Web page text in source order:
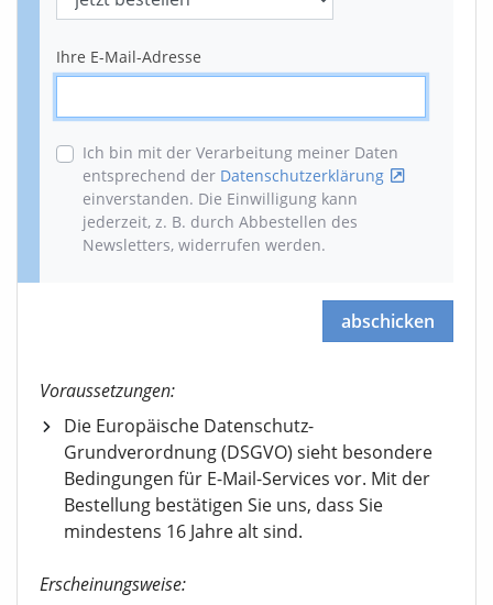
Ihre E-Mail-Adresse
Ich bin mit der Verarbeitung meiner Daten
entsprechend der Datenschutzerklärung
einverstanden. Die Einwilligung kann
jederzeit, z. B. durch Abbestellen des
Newsletters, widerrufen werden.
abschicken
Voraussetzungen:
Die Europäische Datenschutz-
Grundverordnung (DSGVO) sieht besondere
Bedingungen für E-Mail-Services vor. Mit der
Bestellung bestätigen Sie uns, dass Sie
mindestens 16 Jahre alt sind.
Erscheinungsweise: